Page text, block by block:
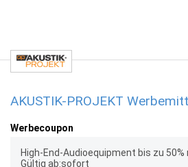
AKUSTIK-PROJEKT
Werbecoupon
High-End-Audioequipment bis zu 50%
Gültig ab:sofort